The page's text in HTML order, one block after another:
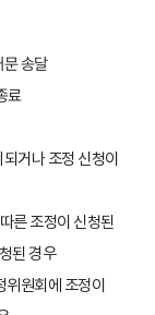
송달
료
거나 조정 신청이
른 조정이 신청된
된 경우
위원회에 조정이